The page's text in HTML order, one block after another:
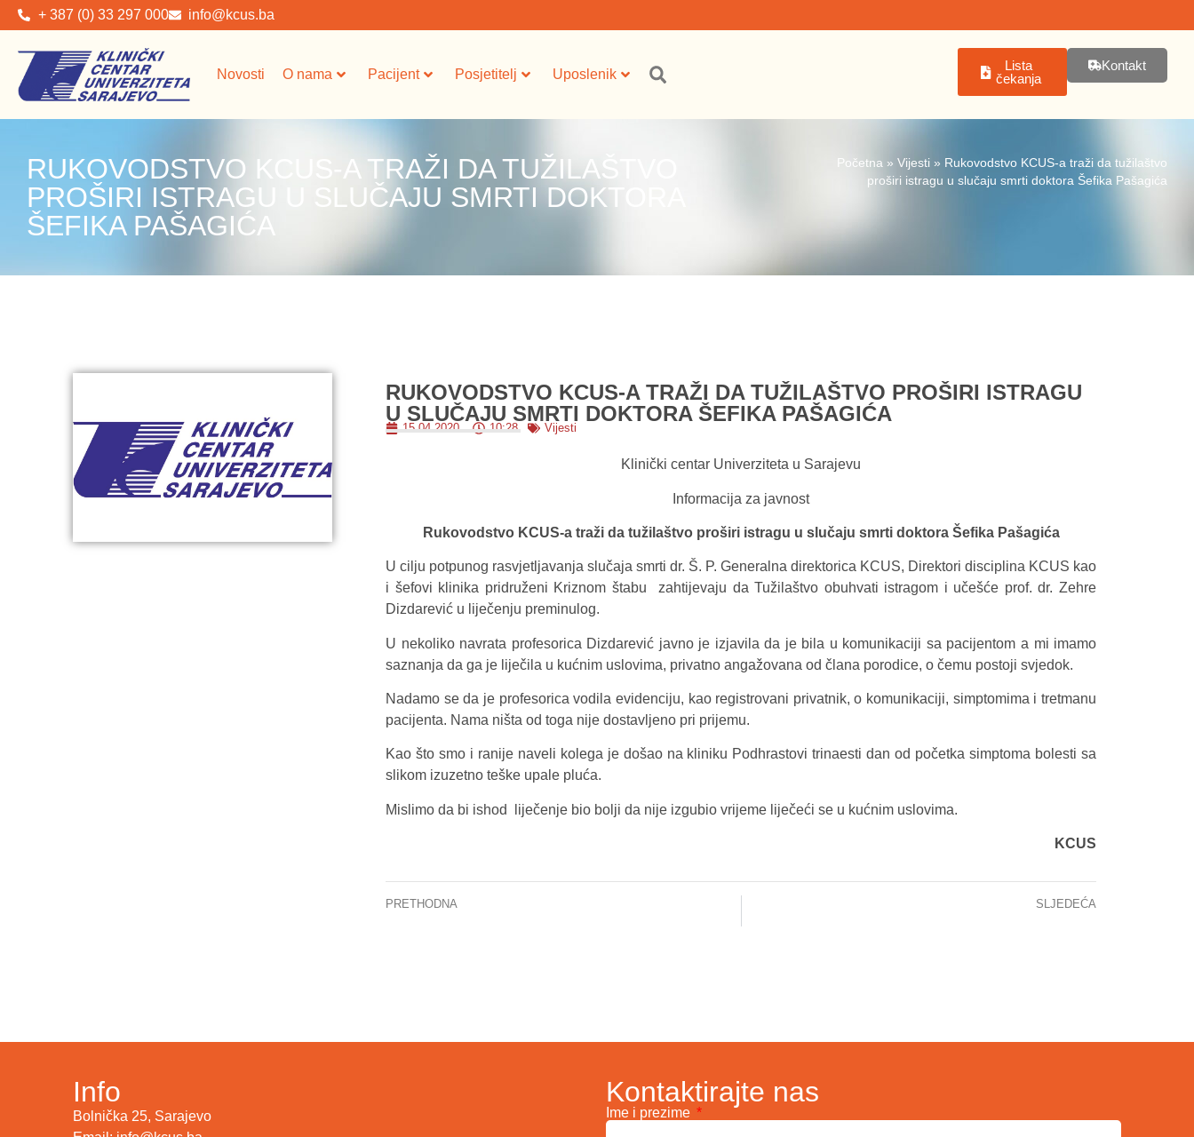
+ 387 (0) 33 297 000 info@kcus.ba
Novosti O nama Pacijent Posjetitelj Uposlenik
Lista
čekanja
Kontakt
RUKOVODSTVO KCUS-A TRAŽI DA TUŽILAŠTVO
PROŠIRI ISTRAGU U SLUČAJU SMRTI DOKTORA
ŠEFIKA PAŠAGIĆA
Početna » Vijesti » Rukovodstvo KCUS-a traži da tužilaštvo
proširi istragu u slučaju smrti doktora Šefika Pašagića
RUKOVODSTVO KCUS-A TRAŽI DA TUŽILAŠTVO PROŠIRI ISTRAGU
U SLUČAJU SMRTI DOKTORA ŠEFIKA PAŠAGIĆA
15.04.2020. 10:28 Vijesti
Klinički centar Univerziteta u Sarajevu
Informacija za javnost
Rukovodstvo KCUS-a traži da tužilaštvo proširi istragu u slučaju smrti doktora Šefika Pašagića
U cilju potpunog rasvjetljavanja slučaja smrti dr. Š. P. Generalna direktorica KCUS, Direktori disciplina KCUS kao
i šefovi klinika pridruženi Kriznom štabu zahtijevaju da Tužilaštvo obuhvati istragom i učešće prof. dr. Zehre
Dizdarević u liječenju preminulog.
U nekoliko navrata profesorica Dizdarević javno je izjavila da je bila u komunikaciji sa pacijentom a mi imamo
saznanja da ga je liječila u kućnim uslovima, privatno angažovana od člana porodice, o čemu postoji svjedok.
Nadamo se da je profesorica vodila evidenciju, kao registrovani privatnik, o komunikaciji, simptomima i tretmanu
pacijenta. Nama ništa od toga nije dostavljeno pri prijemu.
Kao što smo i ranije naveli kolega je došao na kliniku Podhrastovi trinaesti dan od početka simptoma bolesti sa
slikom izuzetno teške upale pluća.
Mislimo da bi ishod liječenje bio bolji da nije izgubio vrijeme liječeći se u kućnim uslovima.
KCUS
PRETHODNA SLJEDEĆA
Info
Bolnička 25, Sarajevo
Kontaktirajte nas
Ime i prezime